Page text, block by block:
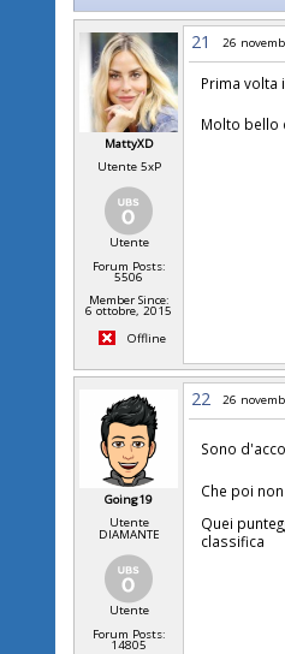
MattyXD
Utente 5xP
Utente
Forum Posts:
5506
Member Since:
6 ottobre, 2015
Offline
21 26
Prima volta
Molto bello
Going19
Utente
DIAMANTE
Utente
Forum Posts:
14805
22 26
Sono
Che poi
Quei
classifica